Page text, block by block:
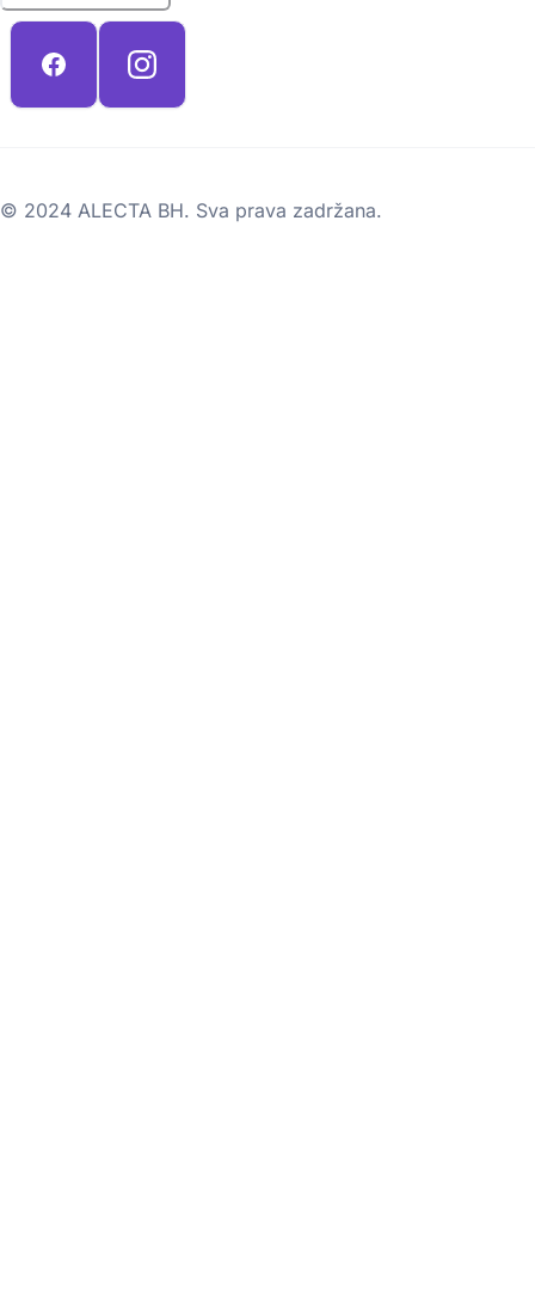
© 2024 ALECTA BH. Sva prava zadržana.